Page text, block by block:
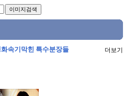
속기막힌 특수분장들 더보기